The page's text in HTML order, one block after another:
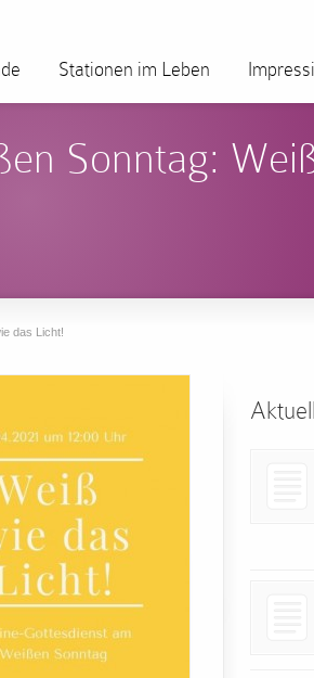
Stationen im Leben
Sonntag:
das Licht!